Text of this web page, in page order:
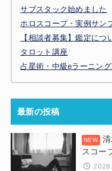
サブスタック始めました
ホロスコープ・実例サン
【相談者募集】鑑定につ
タロット講座
占星術・中級eラーニン
最新の投稿
スコー